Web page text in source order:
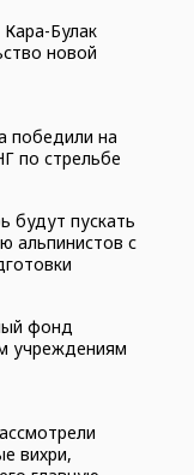
Булак
новой
победили на
по стрельбе
будут пускать
альпинистов с
фонд
учреждениям
вихри,